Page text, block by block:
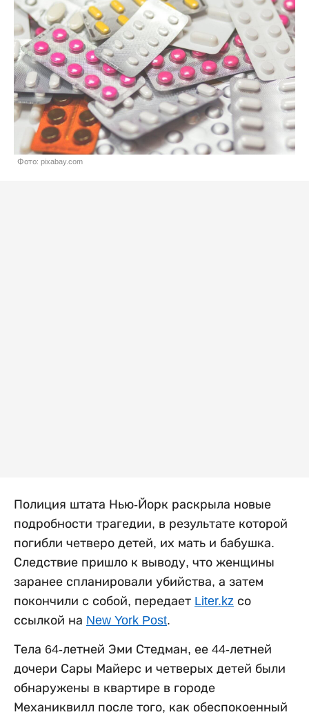
Фото: pixabay.com
Полиция штата Нью-Йорк раскрыла новые
подробности трагедии, в результате которой
погибли четверо детей, их мать и бабушка.
Следствие пришло к выводу, что женщины
заранее спланировали убийства, а затем
покончили с собой, передает Liter.kz со
ссылкой на New York Post.
Тела 64-летней Эми Стедман, ее 44-летней
дочери Сары Майерс и четверых детей были
обнаружены в квартире в городе
Механиквилл после того, как обеспокоенный